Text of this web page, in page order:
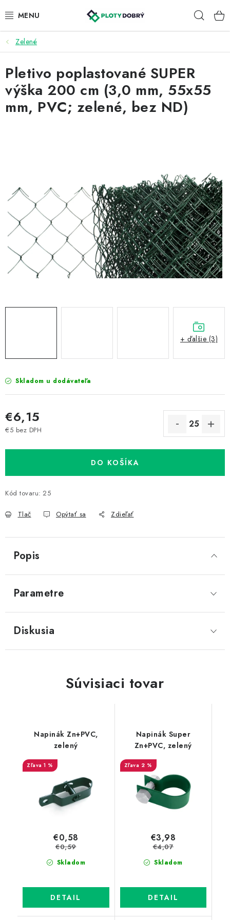
na
PLETIVA A PLOTY
PRÍSLUŠENSTVO
BRÁNY A BRÁNKY
NÁVODY
Prepravné a termín doručenia
Obchodné podmienky
Predaj v ČR
FAQ Všetko o súboroch cookies
Zelené
Skladom u dodávateľa
€6,15
€5 bez DPH
DO KOŠÍKA
Kód tovaru: 25
Tlač Opýtať sa Zdieľať
Pletivo poplastované SUPER
výška 200 cm (3,0 mm, 55x55
mm, PVC; zelené, bez ND)
+ ďalšie (3)
Popis
Parametre
Diskusia
Súvisiaci tovar
Napinák Zn+PVC,
zelený
1 %
Skladom
€0,58
€0,59
DETAIL
Napinák Super
Zn+PVC, zelený
2 %
Skladom
€3,98
€4,07
DETAIL